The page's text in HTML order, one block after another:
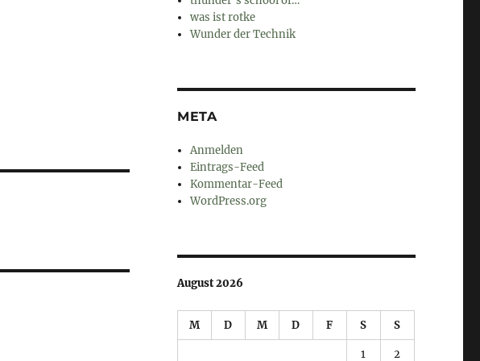
was ist rotke
Wunder der Technik
META
Anmelden
Eintrags-Feed
Kommentar-Feed
WordPress.org
August 2026
M D M D F S S
1 2